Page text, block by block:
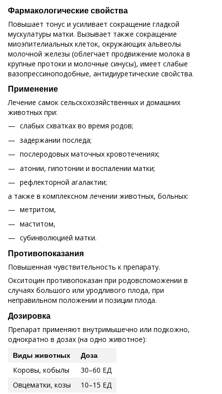
Фармакологические свойства
Повышает тонус и усиливает сокращение гладкой
мускулатуры матки. Вызывает также сокращение
миоэпителиальных клеток, окружающих альвеолы
молочной железы (облегчает продвижение молока в
крупные протоки и молочные синусы), имеет слабые
вазопрессиноподобные, антидиуретические свойства.
Применение
Лечение самок сельскохозяйственных и домашних
животных при:
слабых схватках во время родов;
задержании последа;
послеродовых маточных кровотечениях;
атонии, гипотонии и воспалении матки;
рефлекторной агалактии;
а также в комплексном лечении животных, больных:
метритом,
маститом,
субинволюцией матки.
Противопоказания
Повышенная чувствительность к препарату.
Окситоцин противопоказан при родовспоможении в
случаях большого или уродливого плода, при
неправильном положении и позиции плода.
Дозировка
Препарат применяют внутримышечно или подкожно,
однократно в дозах (на одно животное):
Виды животных Доза
Коровы, кобылы
30–60 ЕД
Овцематки, козы
10–15 ЕД